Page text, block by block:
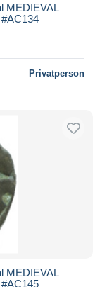
MEDIEVAL
Privatperson
MEDIEVAL